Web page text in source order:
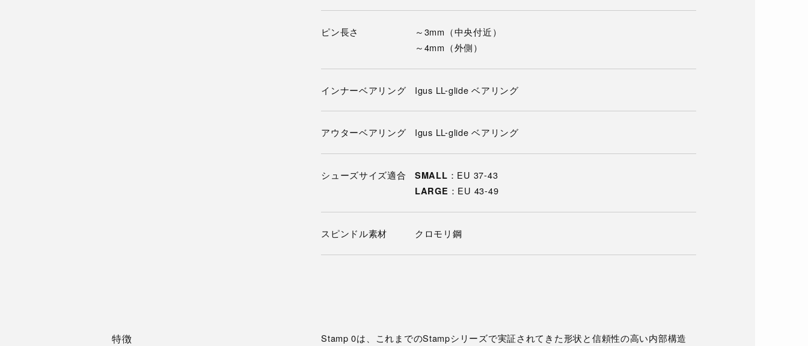
ピン長さ
～3mm（中央付近）
～4mm（外側）
インナーベアリング Igus LL-glide ベアリング
アウターベアリング Igus LL-glide ベアリング
シューズサイズ適合 SMALL ：EU 37-43
LARGE ：EU 43-49
スピンドル素材 クロモリ鋼
特徴
Stamp 0は、これまでのStampシリーズで実証されてきた形状と信頼性の高い内部構造